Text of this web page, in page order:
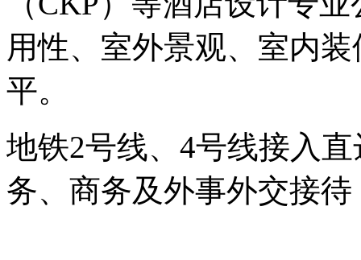
用性、室外景观、室内
平。
地铁2号线、4号线接入
务、商务及外事外交接